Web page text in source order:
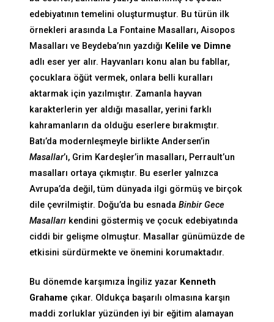
edebiyatının temelini oluşturmuştur. Bu türün ilk
örnekleri arasında La Fontaine Masalları, Aisopos
Masalları ve Beydeba’nın yazdığı Kelile ve Dimne
adlı eser yer alır. Hayvanları konu alan bu fabllar,
çocuklara öğüt vermek, onlara belli kuralları
aktarmak için yazılmıştır. Zamanla hayvan
karakterlerin yer aldığı masallar, yerini farklı
kahramanların da olduğu eserlere bırakmıştır.
Batı’da modernleşmeyle birlikte Andersen’in
Masallar’ı, Grim Kardeşler’in masalları, Perrault’un
masalları ortaya çıkmıştır. Bu eserler yalnızca
Avrupa’da değil, tüm dünyada ilgi görmüş ve birçok
dile çevrilmiştir. Doğu’da bu esnada Binbir Gece
Masalları kendini göstermiş ve çocuk edebiyatında
ciddi bir gelişme olmuştur. Masallar günümüzde de
etkisini sürdürmekte ve önemini korumaktadır.
Bu dönemde karşımıza İngiliz yazar Kenneth
Grahame çıkar. Oldukça başarılı olmasına karşın
maddi zorluklar yüzünden iyi bir eğitim alamayan